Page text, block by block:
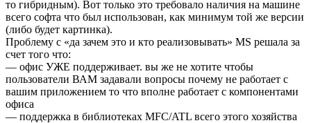
то гибридным). Вот только это требовало наличия на машине
всего софта что был использован, как минимум той же версии
(либо будет картинка).
Проблему с «да зачем это и кто реализовывать» MS решала за
счет того что:
— офис УЖЕ поддерживает. вы же не хотите чтобы
пользователи ВАМ задавали вопросы почему не работает с
вашим приложением то что вполне работает с компонентами
офиса
— поддержка в библиотеках MFC/ATL всего этого хозяйства